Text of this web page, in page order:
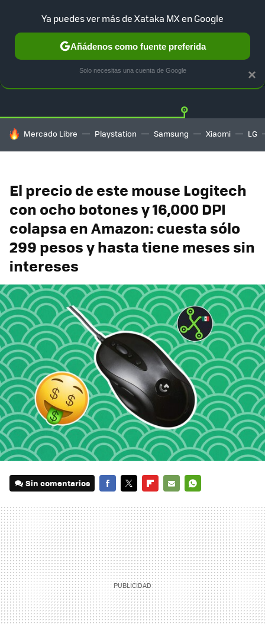
GUÍA DE COMPRAS MERCADO LIBRE
HOY SE HABLA DE
Mercado Libre Playstation Samsung Xiaomi LG
El precio de este mouse Logitech
con ocho botones y 16,000 DPI
colapsa en Amazon: cuesta sólo
299 pesos y hasta tiene meses sin
intereses
Sin comentarios
MAIL
×
Ya puedes ver más de Xataka MX en Google
Añádenos como fuente preferida
Solo necesitas una cuenta de Google